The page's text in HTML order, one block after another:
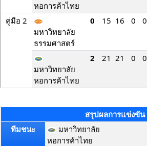
หอการค้าไทย
คู่มือ 2
มหาวิทยาลัย
ธรรมศาสตร์
0 15 16 0 0
มหาวิทยาลัย
หอการค้าไทย
2 21 21 0 0
สรุปผลการแข่งขัน
ทีมชนะ
มหาวิทยาลัย
หอการค้าไทย